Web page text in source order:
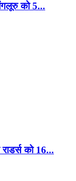
को 5...
को 16...